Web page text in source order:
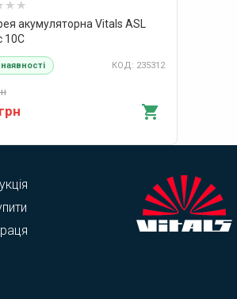
акумуляторна Vitals ASL
10C
КОД: 235312